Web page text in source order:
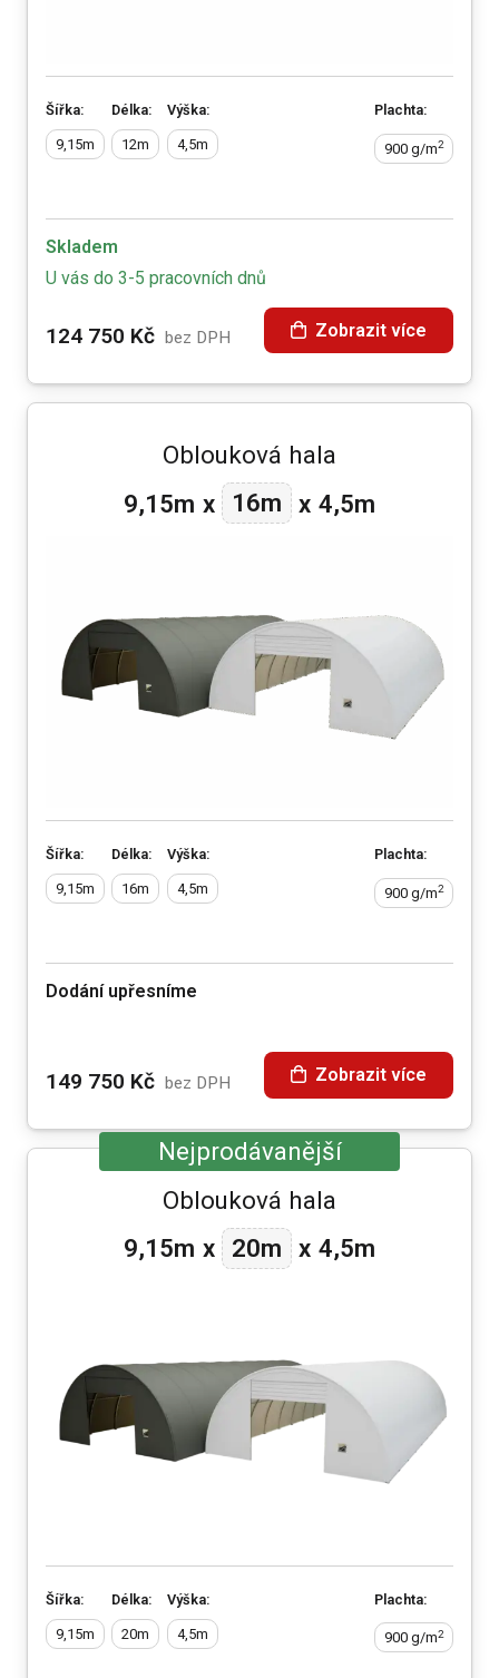
Šířka:
9,15m
Délka:
12m
Výška:
4,5m
Plachta:
900 g/m2
Skladem
U vás do 3-5 pracovních dnů
124 750 Kč bez DPH Zobrazit více
Oblouková hala
9,15m x 16m x 4,5m
Šířka:
9,15m
Délka:
16m
Výška:
4,5m
Plachta:
900 g/m2
Dodání upřesníme
149 750 Kč bez DPH Zobrazit více
Nejprodávanější
Oblouková hala
9,15m x 20m x 4,5m
Šířka:
9,15m
Délka:
20m
Výška:
4,5m
Plachta:
900 g/m2